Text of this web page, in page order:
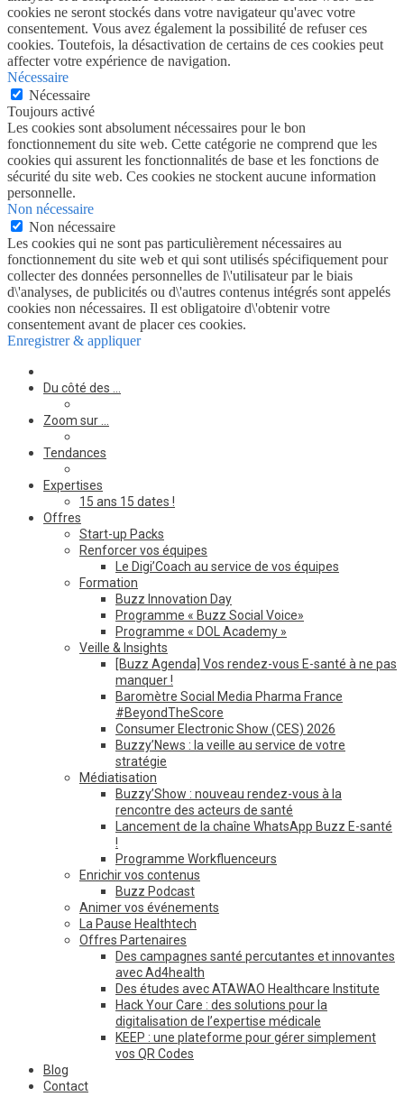
cookies ne seront stockés dans votre navigateur qu'avec votre
consentement. Vous avez également la possibilité de refuser ces
cookies. Toutefois, la désactivation de certains de ces cookies peut
affecter votre expérience de navigation.
Nécessaire
Nécessaire
Toujours activé
Les cookies sont absolument nécessaires pour le bon
fonctionnement du site web. Cette catégorie ne comprend que les
cookies qui assurent les fonctionnalités de base et les fonctions de
sécurité du site web. Ces cookies ne stockent aucune information
personnelle.
Non nécessaire
Non nécessaire
Les cookies qui ne sont pas particulièrement nécessaires au
fonctionnement du site web et qui sont utilisés spécifiquement pour
collecter des données personnelles de l\'utilisateur par le biais
d\'analyses, de publicités ou d\'autres contenus intégrés sont appelés
cookies non nécessaires. Il est obligatoire d\'obtenir votre
consentement avant de placer ces cookies.
Enregistrer & appliquer
Du côté des …
Zoom sur …
Tendances
Expertises
15 ans 15 dates !
Offres
Start-up Packs
Renforcer vos équipes
Le Digi’Coach au service de vos équipes
Formation
Buzz Innovation Day
Programme « Buzz Social Voice»
Programme « DOL Academy »
Veille & Insights
[Buzz Agenda] Vos rendez-vous E-santé à ne pas
manquer !
Baromètre Social Media Pharma France
#BeyondTheScore
Consumer Electronic Show (CES) 2026
Buzzy’News : la veille au service de votre
stratégie
Médiatisation
Buzzy’Show : nouveau rendez-vous à la
rencontre des acteurs de santé
Lancement de la chaîne WhatsApp Buzz E-santé
!
Programme Workfluenceurs
Enrichir vos contenus
Buzz Podcast
Animer vos événements
La Pause Healthtech
Offres Partenaires
Des campagnes santé percutantes et innovantes
avec Ad4health
Des études avec ATAWAO Healthcare Institute
Hack Your Care : des solutions pour la
digitalisation de l’expertise médicale
KEEP : une plateforme pour gérer simplement
vos QR Codes
Blog
Contact